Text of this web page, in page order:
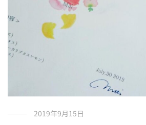
2019年9月15日